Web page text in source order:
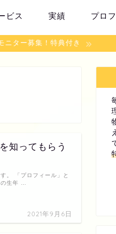
ビス 実績 プロ
ニター募集！特典付き
知ってもらう
2021年9月6日
。 「プロフィール」と
生年 …